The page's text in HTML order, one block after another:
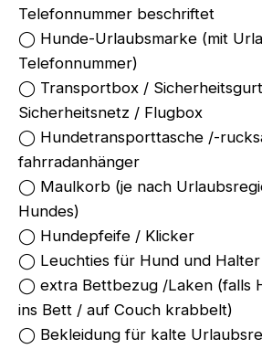
Telefonnummer beschriftet
◯ Hunde-Urlaubsmarke (mit
Telefonnummer)
◯ Transportbox /
Sicherheitsnetz / Flugbox
◯ Hundetransporttasche /-
fahrradanhänger
◯ Maulkorb (je nach
Hundes)
◯ Hundepfeife / Klicker
◯ Leuchties für Hund und
◯ extra Bettbezug /Laken (falls
ins Bett / auf Couch krabbelt)
◯ Bekleidung für kalte